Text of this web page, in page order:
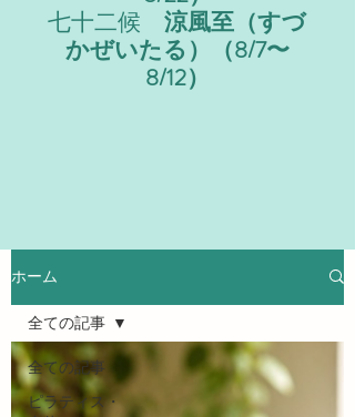
七十二候 涼風至（すづ
かぜいたる）（8/7〜
8/12）
ホーム
全ての記事
ピラティス・
全ての記事